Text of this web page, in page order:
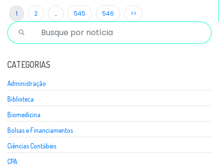
1 2 … 545 546 >>
CATEGORIAS
Administração
Biblioteca
Biomedicina
Bolsas e Financiamentos
Ciências Contábeis
CPA